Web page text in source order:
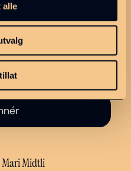
alle
Mari Midtli